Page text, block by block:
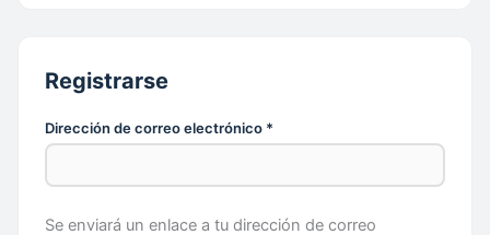
Registrarse
Dirección de correo electrónico *
Se enviará un enlace a tu dirección de correo